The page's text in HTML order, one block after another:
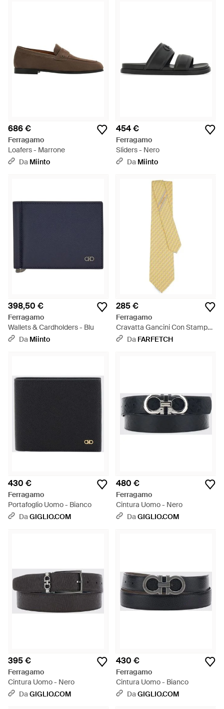
686 €
Ferragamo
Loafers - Marrone
Da Miinto
454 €
Ferragamo
Sliders - Nero
Da Miinto
398,50 €
Ferragamo
Wallets & Cardholders - Blu
Da Miinto
285 €
Ferragamo
Cravatta Gancini Con Stampa -
Bianco
Da FARFETCH
430 €
Ferragamo
Portafoglio Uomo - Bianco
DaGIGLIO.COM
480 €
Ferragamo
Cintura Uomo - Nero
DaGIGLIO.COM
395 €
Ferragamo
Cintura Uomo - Nero
DaGIGLIO.COM
430 €
Ferragamo
Cintura Uomo - Bianco
DaGIGLIO.COM